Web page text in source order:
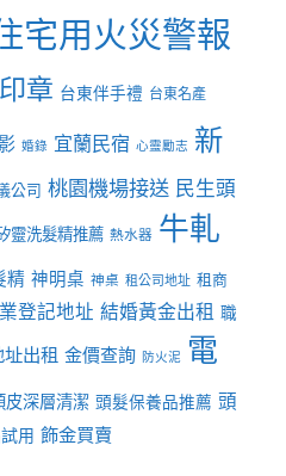
宅用火災警報
印章 台東伴手禮 台東名產
婚錄 宜蘭民宿 心靈勵志 新
公司 桃園機場接送 民生頭
靈洗髮精推薦 熱水器 牛軋
精 神明桌 神桌 租公司地址 租商
登記地址 結婚黃金出租 職
址出租 金價查詢 防火泥
電
皮深層清潔 頭髮保養品推薦 頭
用 飾金買賣